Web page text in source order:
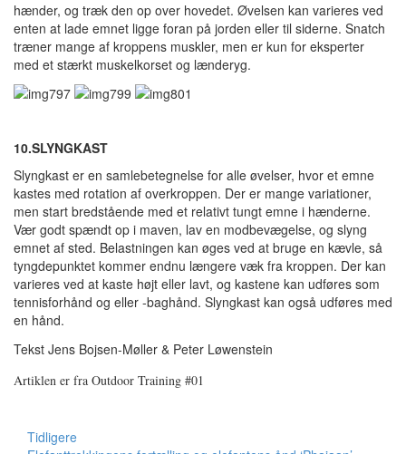
hænder, og træk den op over hovedet. Øvelsen kan varieres ved
enten at lade emnet ligge foran på jorden eller til siderne. Snatch
træner mange af kroppens muskler, men er kun for eksperter
med et stærkt muskelkorset og lænderyg.
10.SLYNGKAST
Slyngkast er en samlebetegnelse for alle øvelser, hvor et emne
kastes med rotation af overkroppen. Der er mange variationer,
men start bredstående med et relativt tungt emne i hænderne.
Vær godt spændt op i maven, lav en modbevægelse, og slyng
emnet af sted. Belastningen kan øges ved at bruge en kævle, så
tyngdepunktet kommer endnu længere væk fra kroppen. Der kan
varieres ved at kaste højt eller lavt, og kastene kan udføres som
tennisforhånd og eller -baghånd. Slyngkast kan også udføres med
en hånd.
Tekst Jens Bojsen-Møller & Peter Løwenstein
Artiklen er fra Outdoor Training #01
Tidligere